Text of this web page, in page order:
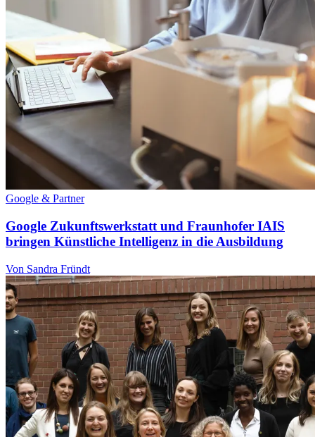
Google & Partner
Google Zukunftswerkstatt und Fraunhofer IAIS
bringen Künstliche Intelligenz in die Ausbildung
Von Sandra Fründt